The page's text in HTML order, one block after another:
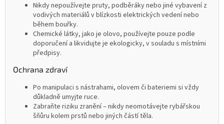
Nikdy nepoužívejte pruty, podběráky nebo jiné vybavení z
vodivých materiálů v blízkosti elektrických vedení nebo
během bouřky.
Chemické látky, jako je olovo, používejte pouze podle
doporučení a likvidujte je ekologicky, v souladu s místními
předpisy.
Ochrana zdraví
Po manipulaci s nástrahami, olovem či bateriemi si vždy
důkladně umyjte ruce.
Zabraňte riziku zranění – nikdy neomotávejte rybářskou
šňůru kolem prstů nebo jiných částí těla.